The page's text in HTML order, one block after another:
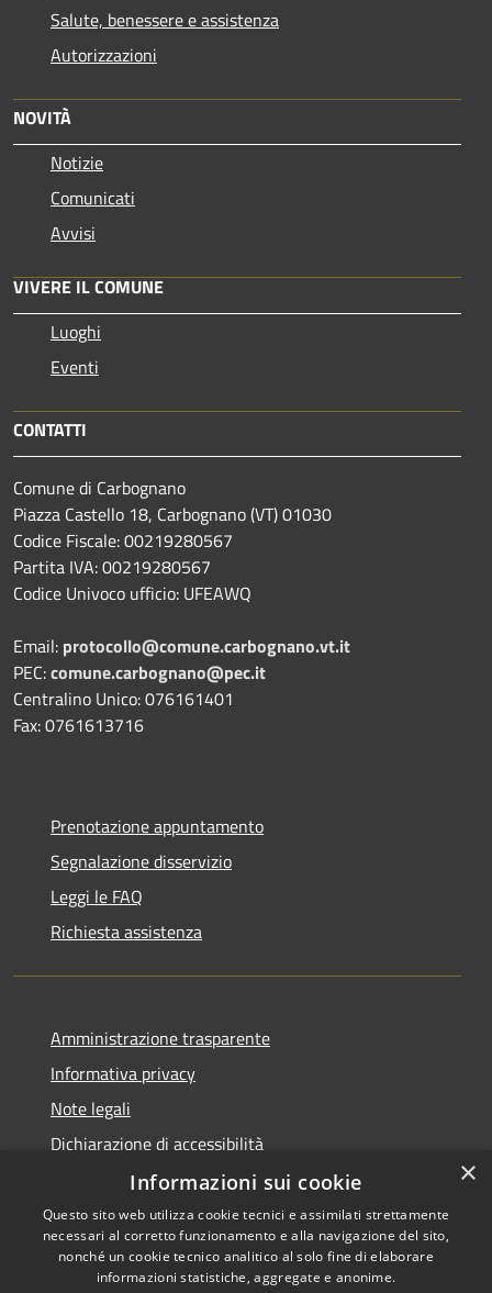
Salute, benessere e assistenza
Autorizzazioni
NOVITÀ
Notizie
Comunicati
Avvisi
VIVERE IL COMUNE
Luoghi
Eventi
CONTATTI
Comune di Carbognano
Piazza Castello 18, Carbognano (VT) 01030
Codice Fiscale: 00219280567
Partita IVA: 00219280567
Codice Univoco ufficio: UFEAWQ
Email: protocollo@comune.carbognano.vt.it
PEC:comune.carbognano@pec.it
Centralino Unico: 076161401
Fax: 0761613716
Prenotazione appuntamento
Segnalazione disservizio
Leggi le FAQ
Richiesta assistenza
Amministrazione trasparente
Informativa privacy
Note legali
Dichiarazione di accessibilità
Accessibilità
Copyright © 2026 • Comune di
Carbognano • Powered by
×
Informazioni sui cookie
Questo sito web utilizza cookie tecnici e assimilati strettamente
necessari al corretto funzionamento e alla navigazione del sito,
nonché un cookie tecnico analitico al solo fine di elaborare
informazioni statistiche, aggregate e anonime.